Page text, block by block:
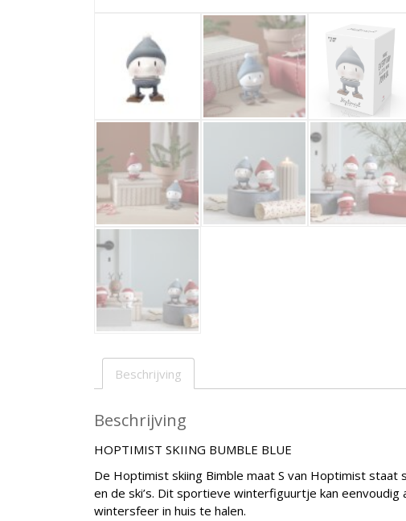
Beschrijving
Beschrijving
HOPTIMIST SKIING BUMBLE BLUE
De Hoptimist skiing Bimble maat S van Hoptimist
en de ski’s. Dit sportieve winterfiguurtje kan
wintersfeer in huis te halen.